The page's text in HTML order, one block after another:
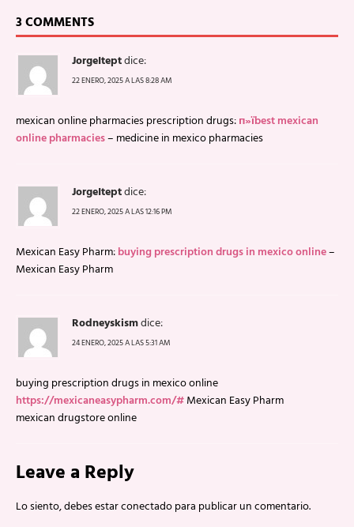
3 COMMENTS
JorgeIteptdice:
22 ENERO, 2025 A LAS 8:28 AM
mexican online pharmacies prescription drugs:п»їbest mexican
online pharmacies– medicine in mexico pharmacies
JorgeIteptdice:
22 ENERO, 2025 A LAS 12:16 PM
Mexican Easy Pharm:buying prescription drugs in mexico online–
Mexican Easy Pharm
Rodneyskismdice:
24 ENERO, 2025 A LAS 5:31 AM
buying prescription drugs in mexico online
https://mexicaneasypharm.com/#Mexican Easy Pharm
mexican drugstore online
Leave a Reply
Lo siento, debes estarconectadopara publicar un comentario.